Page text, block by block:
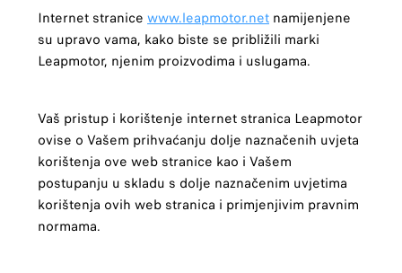
Internet stranice www.leapmotor.net namijenjene
su upravo vama, kako biste se približili marki
Leapmotor, njenim proizvodima i uslugama.
Vaš pristup i korištenje internet stranica Leapmotor
ovise o Vašem prihvaćanju dolje naznačenih uvjeta
korištenja ove web stranice kao i Vašem
postupanju u skladu s dolje naznačenim uvjetima
korištenja ovih web stranica i primjenjivim pravnim
normama.